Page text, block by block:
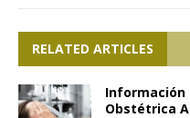
RELATED ARTICLES
Información
Obstétrica